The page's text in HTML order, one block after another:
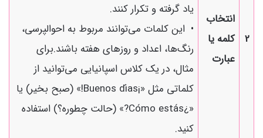
2
انتخاب
کلمه یا
عبارت
یاد گرفته و تکرار کنند.
• این کلمات می‌توانند مربوط به احوالپرسی،
رنگ‌ها، اعداد و روزهای هفته باشند.برای
مثال، در یک کلاس اسپانیایی می‌توانید از
کلماتی مثل «¡Buenos días!» (صبح بخیر) یا
«¿Cómo estás?» (حالت چطوره؟) استفاده
کنید.